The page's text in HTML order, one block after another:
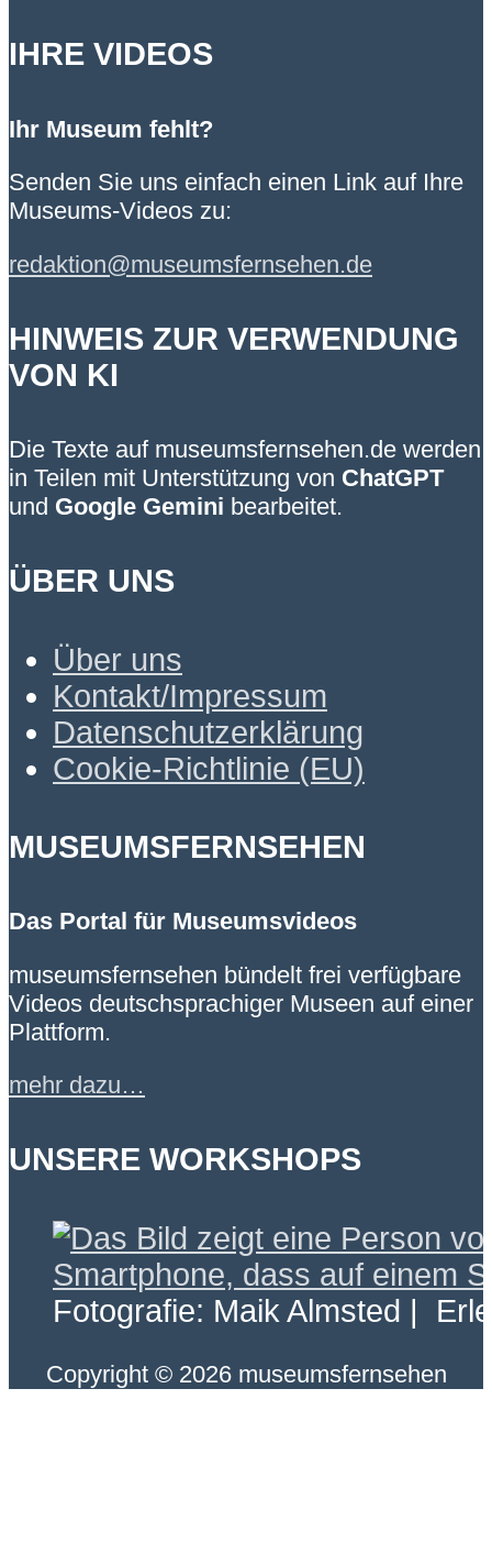
IHRE VIDEOS
Ihr Museum fehlt?
Senden Sie uns einfach einen Link auf Ihre
Museums-Videos zu:
redaktion@museumsfernsehen.de
HINWEIS ZUR VERWENDUNG
VON KI
Die Texte auf museumsfernsehen.de werden
in Teilen mit Unterstützung von ChatGPT
und Google Gemini bearbeitet.
ÜBER UNS
Über uns
Kontakt/Impressum
Datenschutzerklärung
Cookie-Richtlinie (EU)
MUSEUMSFERNSEHEN
Das Portal für Museumsvideos
museumsfernsehen bündelt frei verfügbare
Videos deutschsprachiger Museen auf einer
Plattform.
mehr dazu…
UNSERE WORKSHOPS
Fotografie: Maik Almsted |
Copyright © 2026 museumsfernsehen